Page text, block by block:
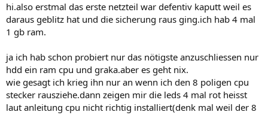
hi.also erstmal das erste netzteil war defentiv kaputt weil es
daraus geblitz hat und die sicherung raus ging.ich hab 4 mal
1 gb ram.
ja ich hab schon probiert nur das nötigste anzuschliessen nur
hdd ein ram cpu und graka.aber es geht nix.
wie gesagt ich krieg ihn nur an wenn ich den 8 poligen cpu
stecker rausziehe.dann zeigen mir die leds 4 mal rot heisst
laut anleitung cpu nicht richtig installiert(denk mal weil der 8